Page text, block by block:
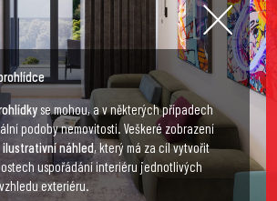
se mohou, a v některých případech
podoby nemovitosti. Veškeré zobrazení
ilustrativní náhled, který má za cíl vytvořit
uspořádání interiéru jednotlivých
exteriéru.